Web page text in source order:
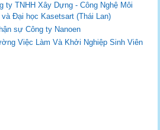
ty TNHH Xây Dựng - Công Nghệ Môi
Đại học Kasetsart (Thái Lan)
sự Công ty Nanoen
Việc Làm Và Khởi Nghiệp Sinh Viên